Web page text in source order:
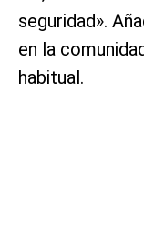
seguridad».
en la
habitual.